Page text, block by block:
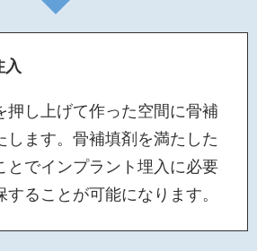
入
押し上げて作った空間に骨補
します。骨補填剤を満たした
とでインプラント埋入に必要
ることが可能になります。